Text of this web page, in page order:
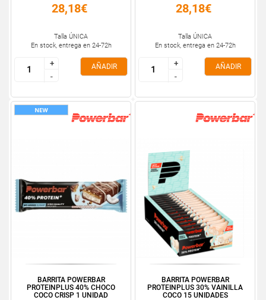
28,18€
Talla ÚNICA
En stock, entrega en 24-72h
+
-
+
-
AÑADIR
28,18€
Talla ÚNICA
En stock, entrega en 24-72h
+
-
+
-
AÑADIR
BARRITA POWERBAR
PROTEINPLUS 40% CHOCO
COCO CRISP 1 UNIDAD
BARRITA POWERBAR
PROTEINPLUS 30% VAINILLA
COCO 15 UNIDADES